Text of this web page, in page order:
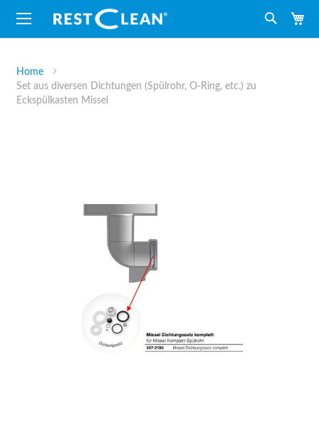
Suche
Home
Set aus diversen Dichtungen (Spülrohr, O-Ring, etc.) zu
Eckspülkasten Missel